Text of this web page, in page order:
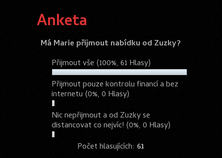
Anketa
Má Marie přijmout nabídku od Zuzky?
Přijmout vše (100%, 61 Hlasy)
Přijmout pouze kontrolu financí a bez
internetu (0%, 0 Hlasy)
Nic nepřijmout a od Zuzky se
distancovat co nejvíc! (0%, 0 Hlasy)
Počet hlasujících: 61